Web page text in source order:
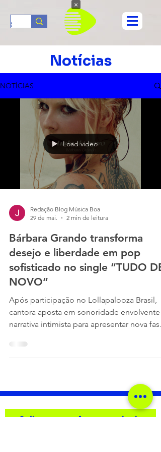
Notícias
NOTÍCIAS
Load video
Redação Blog Música Boa
29 de mai.
2 min de leitura
Bárbara Grando transforma
desejo e liberdade em pop
sofisticado no single “TUDO DE
NOVO”
Após participação no Lollapalooza Brasil,
cantora aposta em sonoridade envolvente
narrativa intimista para apresentar nova fase
AQUARIUX ) BÁRBARA GRANDO acaba de
apresentar ao público “TUDO DE NOVO”,
em sua trajetória. Após participar do
Lollapalooza Brasil ao lado de Bruna Strait
no Palco Perry's, a artista retorna com uma
Saiba o que rola no mundo da
×